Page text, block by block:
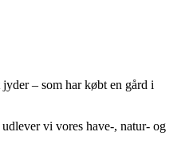
– som har købt en gård i
vi vores have-, natur- og